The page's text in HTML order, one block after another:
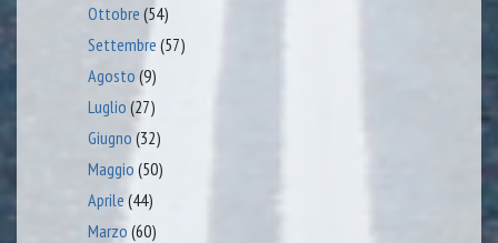
Ottobre (54)
Settembre (57)
Agosto (9)
Luglio (27)
Giugno (32)
Maggio (50)
Aprile (44)
Marzo (60)